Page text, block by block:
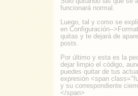
funcionará normal.
Luego, tal y como se
en Configuración--
quitas y te dejará de
posts.
Por último y esta es la
dejar limpio el código,
puedes quitar de tus
expresión <span
y su correspondiente
</span>